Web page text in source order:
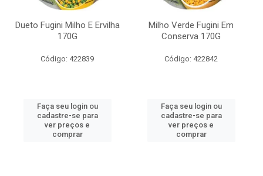
Dueto Fugini Milho E Ervilha
170G
Código: 422839
Faça seu login ou
cadastre-se para
ver preços e
comprar
Milho Verde Fugini Em
Conserva 170G
Código: 422842
Faça seu login ou
cadastre-se para
ver preços e
comprar